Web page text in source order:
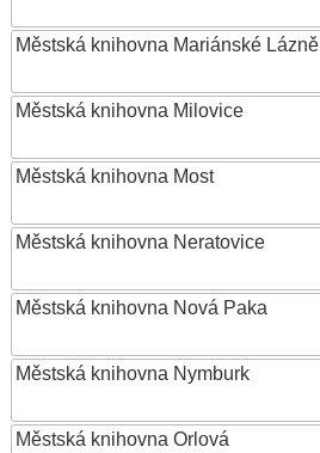
Městská knihovna Mariánské Lázně
Městská knihovna Milovice
Městská knihovna Most
Městská knihovna Neratovice
Městská knihovna Nová Paka
Městská knihovna Nymburk
Městská knihovna Orlová